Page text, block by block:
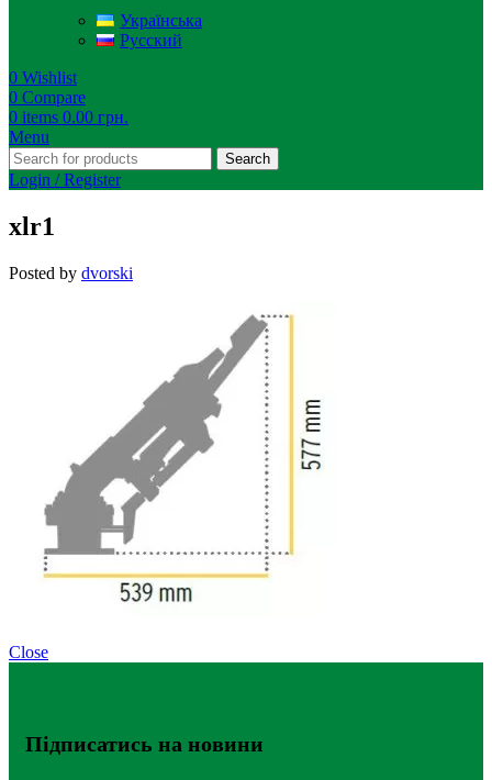
Українська
Русский
0 Wishlist
0 Compare
0 items 0.00 грн.
Menu
Search
Login / Register
xlr1
Posted by dvorski
Close
Підписатись на новини